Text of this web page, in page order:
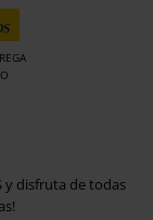
y disfruta de todas